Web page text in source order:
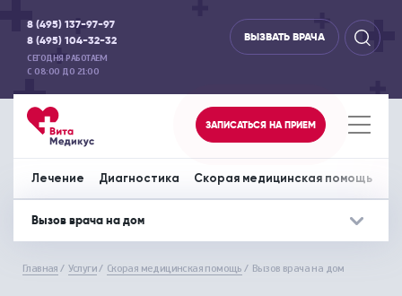
8 (495) 137-97-97
8 (495) 104-32-32
СЕГОДНЯ РАБОТАЕМ
С 08:00 ДО 21:00
ВЫЗВАТЬ ВРАЧА
ЗАПИСАТЬСЯ НА ПРИЕМ
Лечение Диагностика Скорая медицинская помощь
Главная Услуги Скорая медицинская помощь Вызов врача на дом
Вызов врача на дом